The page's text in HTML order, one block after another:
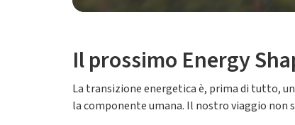
Il prossimo Energy
La transizione energetica è, prima di tutto,
la componente umana. Il nostro viaggio non